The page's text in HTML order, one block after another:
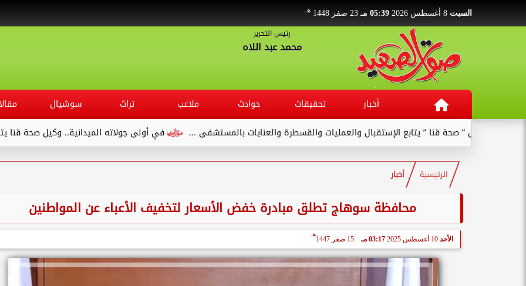
السبت 05:39 مـ 23 صفر 1448 هـ
رئيس التحرير
محمد عبد اللاه
أخبار تحقيقات حوادث ملاعب تراث سوشيال
في أولى جولاته الميدانية.. وكيل صحة قنا يتفقد
” صحة قنا ” يتابع الإستقبال والعمليات والقسطرة والعنايات بالمستشفى ...
الرئيسية أخبار
محافظة سوهاج تطلق مبادرة خفض الأسعار لتخفيف الأعباء عن المواطنين
الأحد 10 أغسطس 2025 03:17 مـ 15 صفر 1447
هـ